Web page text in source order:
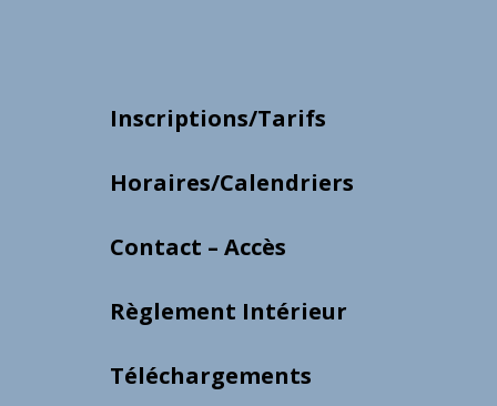
Inscriptions/Tarifs
Horaires/Calendriers
Contact – Accès
Règlement Intérieur
Téléchargements